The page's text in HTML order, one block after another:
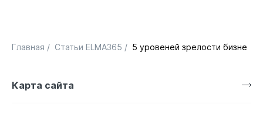
Главная / Статьи ELMA365 / 5 уровеней зрелости бизнес-
Карта сайта